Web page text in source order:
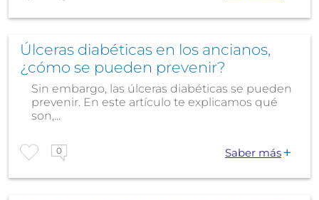
Úlceras diabéticas en los ancianos,
¿cómo se pueden prevenir?
Sin embargo, las úlceras diabéticas se pueden
prevenir. En este artículo te explicamos qué
son,...
0 Saber más